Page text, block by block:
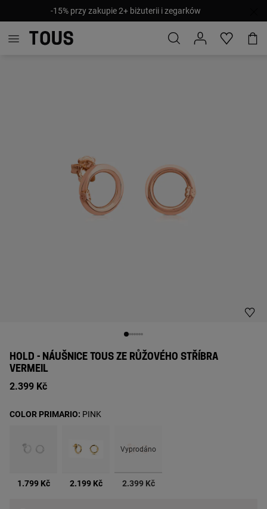
-15% przy zakupie 2+ biżuterii i zegarków
HOLD - NÁUŠNICE TOUS ZE RŮŽOVÉHO STŘÍBRA
VERMEIL
2.399 Kč
1.799 Kč 2.199 Kč
Vyprodáno
vybrané
2.399 Kč
COLOR PRIMARIO: PINK